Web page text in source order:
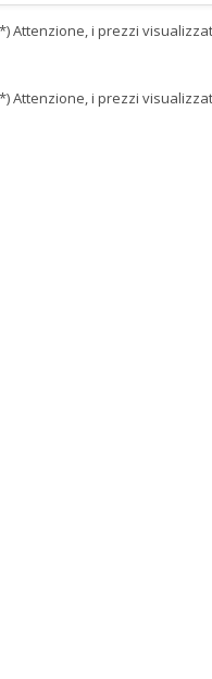
Attenzione, i prezzi
Attenzione, i prezzi